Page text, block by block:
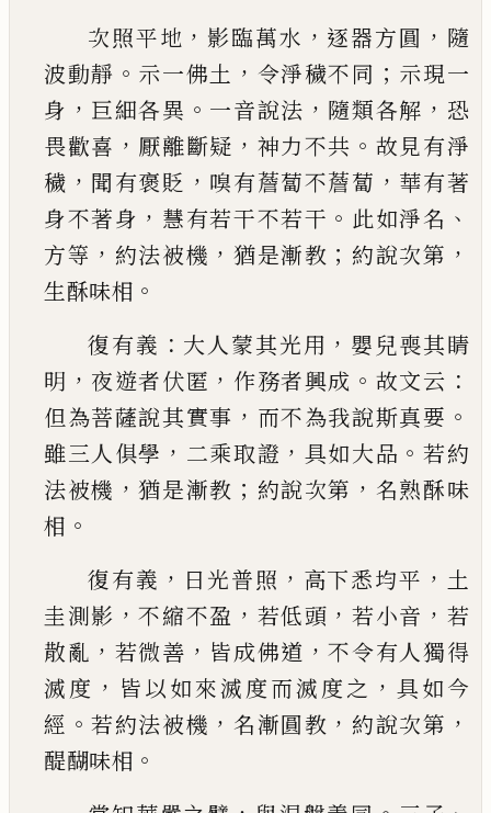
次照平地 ， 影臨萬水 ， 逐器方圓 ， 隨
波動靜 。 示一佛土 ， 令淨穢不同 ； 示現一
身 ， 巨細各異 。 一音說法 ， 隨類各解 ， 恐
畏歡喜 ， 厭離斷疑 ， 神力不共 。 故 見有淨
穢 ， 聞有褒貶 ， 嗅有薝蔔不薝蔔 ， 華有著
身不著身 ， 慧有若干不若干 。 此如淨名 、
方等 ， 約法被機 ， 猶是漸教 ； 約說次第 ，
生酥味相 。
復有義 ： 大人蒙其光用 ， 嬰兒喪其睛
明 ， 夜遊者伏匿 ， 作務者興成 。 故文云 ：
但為菩薩說其實事 ， 而不為我說斯真要 。
雖三人俱學 ， 二乘取證 ， 具如大品 。 若約
法被機 ，猶是漸教 ； 約說次第 ， 名熟酥味
相 。
復有義 ， 日光普照 ， 高下悉均平 ， 土
圭測影 ，不縮不盈 ， 若低頭 ，若小音 ， 若
散亂 ， 若微善 ， 皆成佛道 ，不令有人獨得
滅度 ， 皆以如來滅度而滅度之 ， 具如今
經 。若約法被機 ， 名漸圓教 ， 約說次第 ，
醍醐味相 。